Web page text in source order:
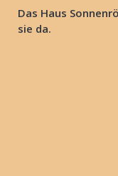
Das Haus
sie da.